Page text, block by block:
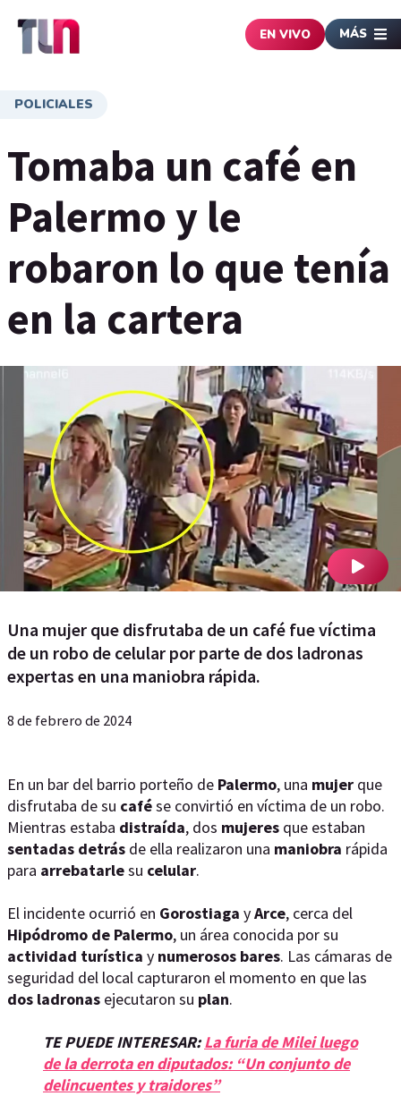
EN VIVO MÁS
POLICIALES
Tomaba un café en
Palermo y le
robaron lo que tenía
en la cartera
Una mujer que disfrutaba de un café fue víctima
de un robo de celular por parte de dos ladronas
expertas en una maniobra rápida.
8 de febrero de 2024
En un bar del barrio porteño de Palermo, una mujer que
disfrutaba de su cafése convirtió en víctima de un robo.
Mientras estaba distraída, dos mujeres que estaban
sentadas detrás de ella realizaron una maniobra rápida
para arrebatarlesu celular.
El incidente ocurrió en Gorostiaga yArce, cerca del
Hipódromo de Palermo, un área conocida por su
actividad turística y numerosos bares. Las cámaras de
seguridad del local capturaron el momento en que las
dos ladronas ejecutaron su plan.
TE PUEDE INTERESAR:La furia de Milei luego
de la derrota en diputados: “Un conjunto de
delincuentes y traidores”